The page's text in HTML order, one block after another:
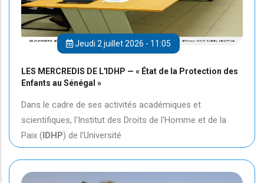
Jeudi 2 juillet 2026 - 11:05
LES MERCREDIS DE L'IDHP — « État de la Protection des
Enfants au Sénégal »
Dans le cadre de ses activités académiques et
scientifiques, l'Institut des Droits de l'Homme et de la
Paix (IDHP) de l'Université